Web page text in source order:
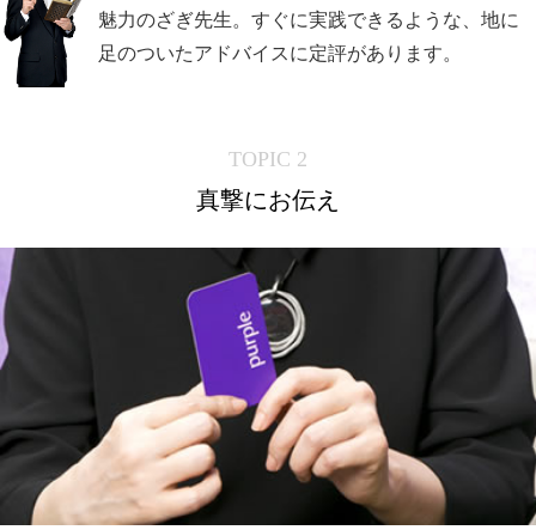
魅力のざぎ先生。すぐに実践できるような、地に
足のついたアドバイスに定評があります。
TOPIC 2
真撃にお伝え